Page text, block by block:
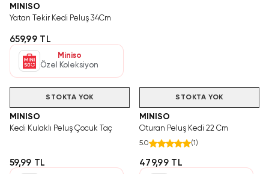
MINISO
Yatan Tekir Kedi Peluş 34Cm
659,99 TL
Miniso
Özel Koleksiyon
STOKTA YOK
MINISO
Kedi Kulaklı Peluş Çocuk Taç
59,99 TL
STOKTA YOK
MINISO
Oturan Peluş Kedi 22 Cm
5.0 (1 )
479,99 TL